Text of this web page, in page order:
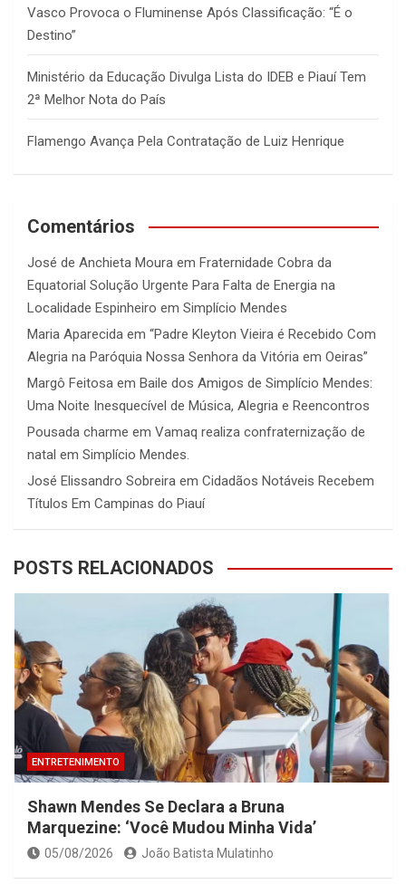
Vasco Provoca o Fluminense Após Classificação: “É o
Destino”
Ministério da Educação Divulga Lista do IDEB e Piauí Tem
2ª Melhor Nota do País
Flamengo Avança Pela Contratação de Luiz Henrique
Comentários
José de Anchieta Moura em Fraternidade Cobra da
Equatorial Solução Urgente Para Falta de Energia na
Localidade Espinheiro em Simplício Mendes
Maria Aparecida em “Padre Kleyton Vieira é Recebido Com
Alegria na Paróquia Nossa Senhora da Vitória em Oeiras”
Margô Feitosa em Baile dos Amigos de Simplício Mendes:
Uma Noite Inesquecível de Música, Alegria e Reencontros
Pousada charme em Vamaq realiza confraternização de
natal em Simplício Mendes.
José Elissandro Sobreira em Cidadãos Notáveis Recebem
Títulos Em Campinas do Piauí
POSTS RELACIONADOS
ENTRETENIMENTO
Shawn Mendes Se Declara a Bruna
Marquezine: ‘Você Mudou Minha Vida’
05/08/2026 João Batista Mulatinho